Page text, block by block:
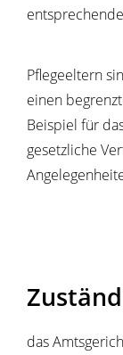
Pflegeeltern
einen
Beispiel für
gesetzliche
das